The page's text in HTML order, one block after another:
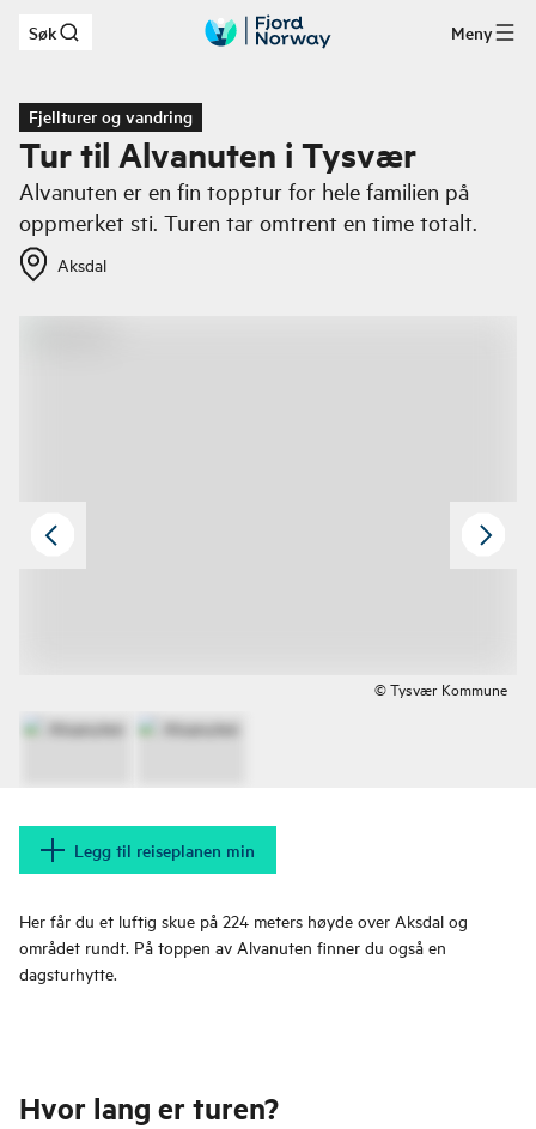
Hopp til hovedinnhold
Søk Meny
Fjellturer og vandring
Tur til Alvanuten i Tysvær
Alvanuten er en fin topptur for hele familien på
oppmerket sti. Turen tar omtrent en time totalt.
Aksdal
© Tysvær Kommune
Legg til reiseplanen min
Her får du et luftig skue på 224 meters høyde over Aksdal og
området rundt. På toppen av Alvanuten finner du også en
dagsturhytte.
Hvor lang er turen?